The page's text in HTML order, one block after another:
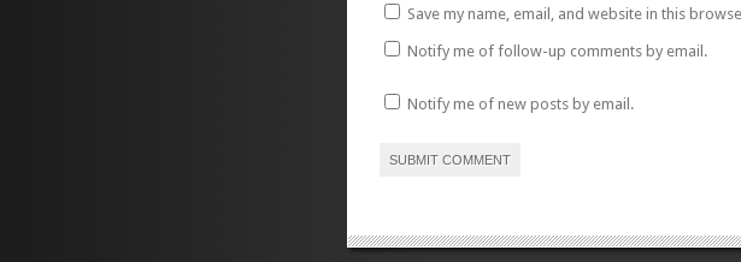
Save my name, email, and website in this
Notify me of follow-up comments by email.
Notify me of new posts by email.